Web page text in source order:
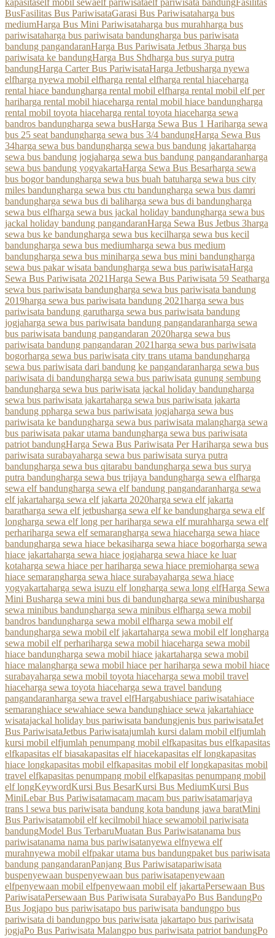
kapasitaself mobil sewaelf pariwisataelf pariwisata bandungFasilitas
BusFasilitas Bus PariwisataGarasi Bus Pariwisataharga bus
mediumHarga Bus Mini Pariwisataharga bus murahharga bus
pariwisataharga bus pariwisata bandungharga bus pariwisata
bandung pangandaranHarga Bus Pariwisata Jetbus 3harga bus
pariwisata ke bandungHarga Bus Shdharga bus surya putra
bandungHarga Carter Bus PariwisataHarga Jetbusharga nyewa
elfharga nyewa mobil elfharga rental elfharga rental hiaceharga
rental hiace bandungharga rental mobil elfharga rental mobil elf per
hariharga rental mobil hiaceharga rental mobil hiace bandungharga
rental mobil toyota hiaceharga rental toyota hiaceharga sewa
bandros bandungharga sewa busHarga Sewa Bus 1 Hariharga sewa
bus 25 seat bandungharga sewa bus 3/4 bandungHarga Sewa Bus
34harga sewa bus bandungharga sewa bus bandung jakartaharga
sewa bus bandung jogjaharga sewa bus bandung pangandaranharga
sewa bus bandung yogyakartaHarga Sewa Bus Besarharga sewa
bus bogor bandungharga sewa bus buah batuharga sewa bus city
miles bandungharga sewa bus ctu bandungharga sewa bus damri
bandungharga sewa bus di baliharga sewa bus di bandungharga
sewa bus elfharga sewa bus jackal holiday bandungharga sewa bus
jackal holiday bandung pangandaranHarga Sewa Bus Jetbus 3harga
sewa bus ke bandungharga sewa bus kecilharga sewa bus kecil
bandungharga sewa bus mediumharga sewa bus medium
bandungharga sewa bus miniharga sewa bus mini bandungharga
sewa bus pakar wisata bandungharga sewa bus pariwisataHarga
Sewa Bus Pariwisata 2021Harga Sewa Bus Pariwisata 59 Seatharga
sewa bus pariwisata bandungharga sewa bus pariwisata bandung
2019harga sewa bus pariwisata bandung 2021harga sewa bus
pariwisata bandung garutharga sewa bus pariwisata bandung
jogjaharga sewa bus pariwisata bandung pangandaranharga sewa
bus pariwisata bandung pangandaran 2020harga sewa bus
pariwisata bandung pangandaran 2021harga sewa bus pariwisata
bogorharga sewa bus pariwisata city trans utama bandungharga
sewa bus pariwisata dari bandung ke pangandaranharga sewa bus
pariwisata di bandungharga sewa bus pariwisata gunung sembung
bandungharga sewa bus pariwisata jackal holiday bandungharga
sewa bus pariwisata jakartaharga sewa bus pariwisata jakarta
bandung ppharga sewa bus pariwisata jogjaharga sewa bus
pariwisata ke bandungharga sewa bus pariwisata malangharga sewa
bus pariwisata pakar utama bandungharga sewa bus pariwisata
patriot bandungHarga Sewa Bus Pariwisata Per Hariharga sewa bus
pariwisata surabayaharga sewa bus pariwisata surya putra
bandungharga sewa bus qitarabu bandungharga sewa bus surya
putra bandungharga sewa bus trijaya bandungharga sewa elfharga
sewa elf bandungharga sewa elf bandung pangandaranharga sewa
elf jakartaharga sewa elf jakarta 2020harga sewa elf jakarta
baratharga sewa elf jetbusharga sewa elf ke bandungharga sewa elf
longharga sewa elf long per hariharga sewa elf murahharga sewa elf
perhariharga sewa elf semarangharga sewa hiaceharga sewa hiace
bandungharga sewa hiace bekasiharga sewa hiace bogorharga sewa
hiace jakartaharga sewa hiace jogjaharga sewa hiace ke luar
kotaharga sewa hiace per hariharga sewa hiace premioharga sewa
hiace semarangharga sewa hiace surabayaharga sewa hiace
yogyakartaharga sewa isuzu elf longharga sewa long elfHarga Sewa
Mini Busharga sewa mini bus di bandungharga sewa minibusharga
sewa minibus bandungharga sewa minibus elfharga sewa mobil
bandros bandungharga sewa mobil elfharga sewa mobil elf
bandungharga sewa mobil elf jakartaharga sewa mobil elf longharga
sewa mobil elf perhariharga sewa mobil hiaceharga sewa mobil
hiace bandungharga sewa mobil hiace jakartaharga sewa mobil
hiace malangharga sewa mobil hiace per hariharga sewa mobil hiace
surabayaharga sewa mobil toyota hiaceharga sewa mobil travel
hiaceharga sewa toyota hiaceharga sewa travel bandung
pangandaranharga sewa travel elfHargabushiace pariwisatahiace
semaranghiace sewahiace sewa bandunghiace sewa jakartahiace
wisatajackal holiday bus pariwisata bandungjenis bus pariwisataJet
Bus PariwisataJetbus Pariwisatajumlah kursi dalam mobil elfjumlah
kursi mobil elfjumlah penumpang mobil elfkapasitas bus elfkapasitas
elfkapasitas elf biasakapasitas elf hiacekapasitas elf longkapasitas
hiace longkapasitas mobil elfkapasitas mobil elf longkapasitas mobil
travel elfkapasitas penumpang mobil elfkapasitas penumpang mobil
elf longKeywordKursi Bus BesarKursi Bus MediumKursi Bus
MiniLebar Bus Pariwisatamacam macam bus pariwisatamarjaya
trans l sewa bus pariwisata bandung kota bandung jawa baratMini
Bus Pariwisatamobil elf kecilmobil hiace sewamobil pariwisata
bandungModel Bus TerbaruMuatan Bus Pariwisatanama bus
pariwisatanama nama bus pariwisatanyewa elfnyewa elf
murahnyewa mobil elfpakar utama bus bandungpaket bus pariwisata
bandung pangandaranPanjang Bus Pariwisatapariwisata
buspenyewaan buspenyewaan bus pariwisatapenyewaan
elfpenyewaan mobil elfpenyewaan mobil elf jakartaPersewaan Bus
PariwisataPersewaan Bus Pariwisata SurabayaPo Bus BandungPo
Bus Jogjapo bus pariwisatapo bus pariwisata bandungpo bus
pariwisata di bandungpo bus pariwisata jakartapo bus pariwisata
jogjaPo Bus Pariwisata Malangpo bus pariwisata patriot bandungPo